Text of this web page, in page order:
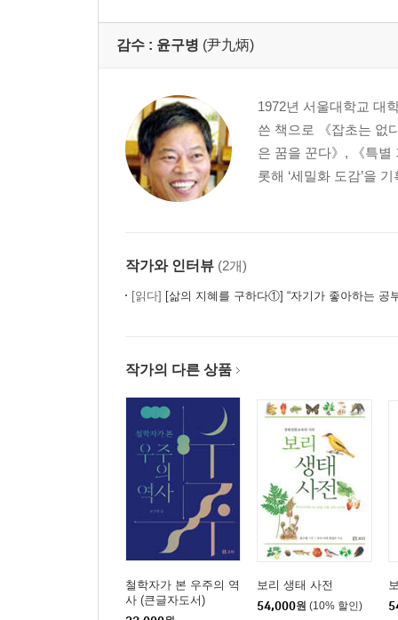
감수 : 윤구병 (尹九炳)
1972년 서울대학교 대
쓴 책으로 《잡초는 없
은 꿈을 꾼다》, 《특
롯해 ‘세밀화 도감’을
작가와 인터뷰 (2개)
[읽다] [삶의 지혜를 구하다①] “자기가 좋아하는 공부만 하게
작가의 다른 상품
철학자가 본 우주의 역
사 (큰글자도서)
보리 생태 사전
54,000원 (10% 할인)